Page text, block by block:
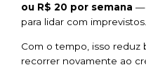
ou R$ 20 por semana —
para lidar com imprevistos.
Com o tempo, isso reduz
recorrer novamente ao